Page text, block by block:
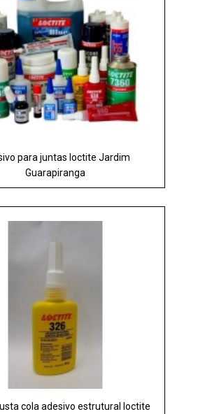
para juntas loctite Jardim
Guarapiranga
cola adesivo estrutural loctite